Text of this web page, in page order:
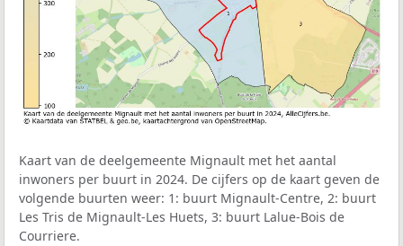
Kaart van de deelgemeente Mignault met het aantal
inwoners per buurt in 2024. De cijfers op de kaart geven de
volgende buurten weer: 1: buurt Mignault-Centre, 2: buurt
Les Tris de Mignault-Les Huets, 3: buurt Lalue-Bois de
Courriere.